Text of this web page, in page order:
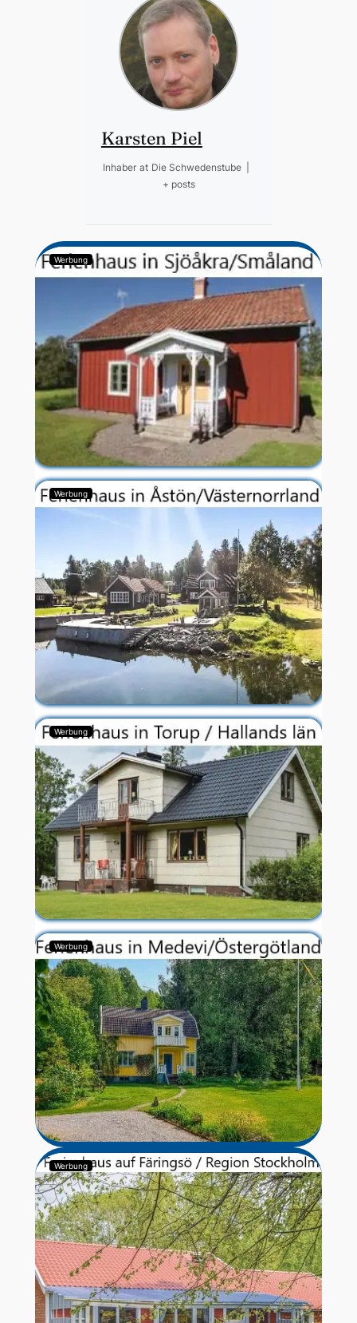
Karsten Piel
Inhaber at Die Schwedenstube
+ posts
Werbung
Werbung
Werbung
Werbung
Werbung